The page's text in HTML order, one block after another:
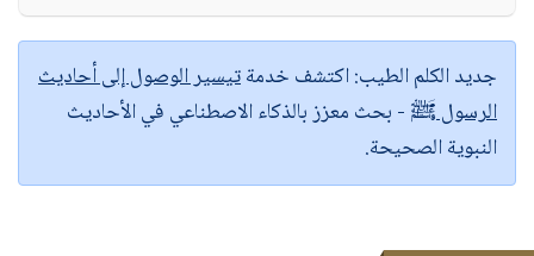
جديد الكلم الطيب:اكتشف خدمةتيسير الوصول إلى أحاديث
الرسول ﷺ - بحث معزز بالذكاء الاصطناعي في الأحاديث
النبوية الصحيحة.